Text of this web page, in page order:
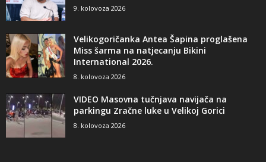
9. kolovoza 2026
Velikogoričanka Antea Šapina proglašena
Miss šarma na natjecanju Bikini
International 2026.
8. kolovoza 2026
VIDEO Masovna tučnjava navijača na
parkingu Zračne luke u Velikoj Gorici
8. kolovoza 2026